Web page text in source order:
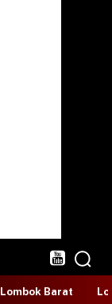
Lombok Barat